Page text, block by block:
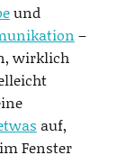
und
–
wirklich
auf,
Fenster